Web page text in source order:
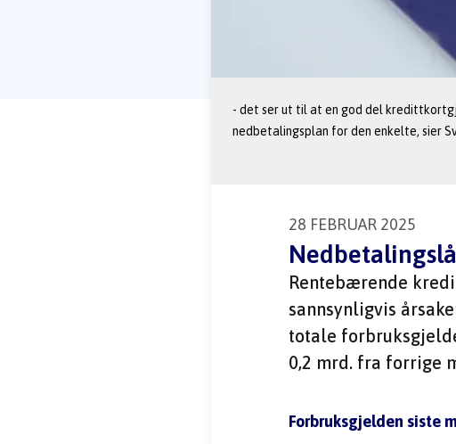
28 FEBRUAR 2025
Rentebærende
sannsynligvis
totale
0,2 mrd. fra forrige
- det ser ut til at en god del
nedbetalingsplan for den enkelte, sier
Forbruksgjelden siste